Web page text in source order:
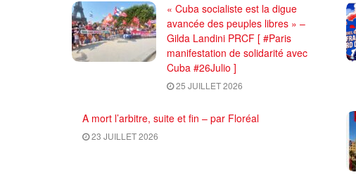
« Cuba socialiste est la digue
avancée des peuples libres » –
Gilda Landini PRCF [ #Paris
manifestation de solidarité avec
Cuba #26Julio ]
25 JUILLET 2026
A mort l’arbitre, suite et fin – par Floréal
23 JUILLET 2026